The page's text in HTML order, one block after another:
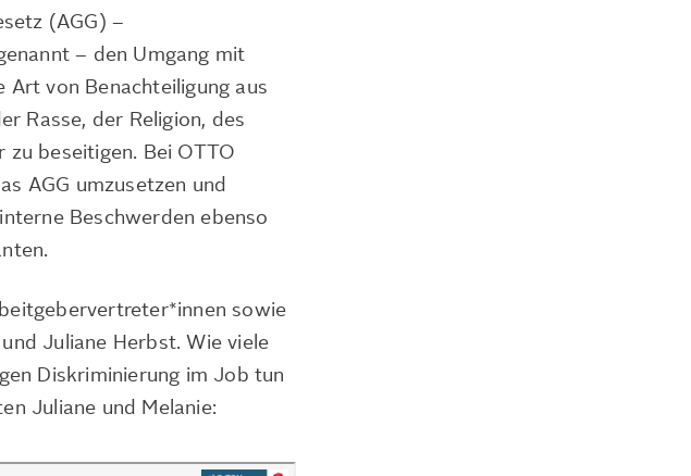
(AGG) –
– den Umgang mit
Art von Benachteiligung aus
Rasse, der Religion, des
beseitigen. Bei OTTO
AGG umzusetzen und
Beschwerden ebenso
sowie
Juliane Herbst. Wie viele
Diskriminierung im Job tun
Juliane und Melanie: